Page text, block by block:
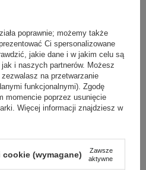
Coralhaze - Volumizing
Lip Fondue -
poprawnie; możemy także
Ci spersonalizowane
jakie dane i w jakim celu są
i naszych partnerów. Możesz
na przetwarzanie
funkcjonalnymi). Zgodę
momencie poprzez usunięcie
Więcej informacji znajdziesz w
(wymagane)
Zawsze
aktywne